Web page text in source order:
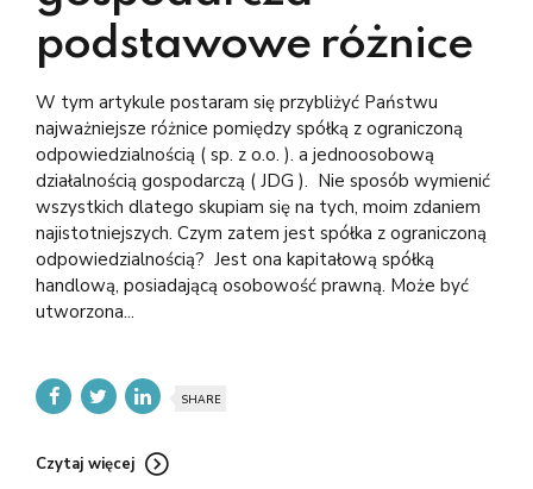
podstawowe różnice
W tym artykule postaram się przybliżyć Państwu
najważniejsze różnice pomiędzy spółką z ograniczoną
odpowiedzialnością ( sp. z o.o. ). a jednoosobową
działalnością gospodarczą ( JDG ). Nie sposób wymienić
wszystkich dlatego skupiam się na tych, moim zdaniem
najistotniejszych. Czym zatem jest spółka z ograniczoną
odpowiedzialnością? Jest ona kapitałową spółką
handlową, posiadającą osobowość prawną. Może być
utworzona...
SHARE
Czytaj więcej